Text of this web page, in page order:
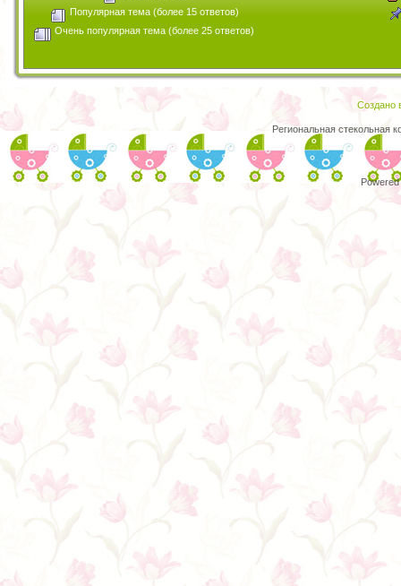
Популярная тема (более 15 ответов)
Очень популярная тема (более 25 ответов)
Создано
Региональная стекольная